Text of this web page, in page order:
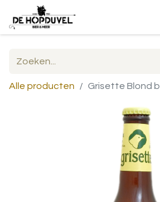
Alle producten Grisette Blond